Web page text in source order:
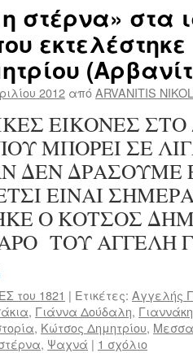
στέρνα» στα
2012 απόARVANITIS
ΕΙΚΟΝΕΣ
ΜΠΟΡΕΙ ΣΕ
ΔΕΝ ΔΡΑΣΟΥΜΕ
ΕΙΝΑΙ
Ο ΚΟΤΣΟΣ
ΤΟΥ ΑΓΓΕΛΗ
του 1821 | Ετικέτες: Αγγελής
, Γιάννα Δούδαλη,
, Κώτσος Δημητρίου,
, Ψαχνά | 1 σχόλιο